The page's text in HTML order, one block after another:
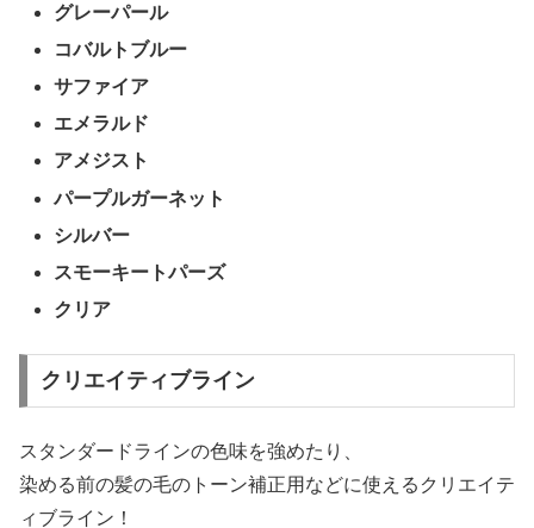
グレーパール
コバルトブルー
サファイア
エメラルド
アメジスト
パープルガーネット
シルバー
スモーキートパーズ
クリア
クリエイティブライン
スタンダードラインの色味を強めたり、
染める前の髪の毛のトーン補正用などに使えるクリエイテ
ィブライン！